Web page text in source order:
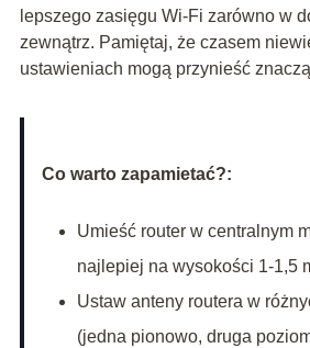
lepszego zasięgu Wi-Fi zarówno w
zewnątrz. Pamiętaj, że czasem
ustawieniach mogą przynieść
Co warto zapamietać?:
Umieść router w centralnym
najlepiej na wysokości 1-1,5
Ustaw anteny routera w
(jedna pionowo, druga